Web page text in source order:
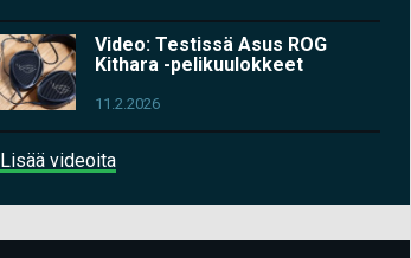
Video: Testissä Asus ROG
Kithara -pelikuulokkeet
11.2.2026
Lisää videoita